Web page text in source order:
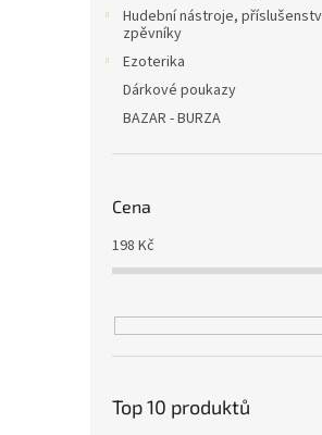
Hudební nástroje,
zpěvníky
Ezoterika
Dárkové poukazy
BAZAR - BURZA
Cena
198 Kč
Top 10 produktů